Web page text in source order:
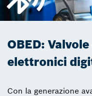
OBED:
elettronici
Con la generazione